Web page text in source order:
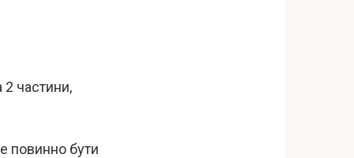
2 частини,
повинно бути